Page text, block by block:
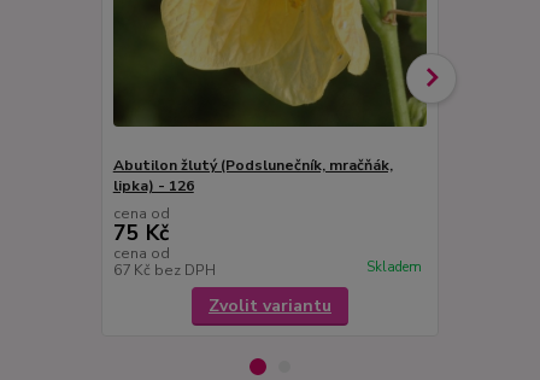
Abutilon žlutý (Podslunečník, mračňák,
lipka) - 126
cena od
75 Kč
cena od
67 Kč bez DPH Skladem
Zvolit variantu